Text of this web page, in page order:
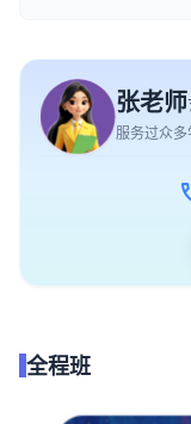
张老师
服务过众多
全程班